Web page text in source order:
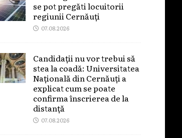
se pot pregăti locuitorii
regiunii Cernăuți
07.08.2026
Candidații nu vor trebui să
stea la coadă: Universitatea
Națională din Cernăuți a
explicat cum se poate
confirma înscrierea de la
distanță
07.08.2026